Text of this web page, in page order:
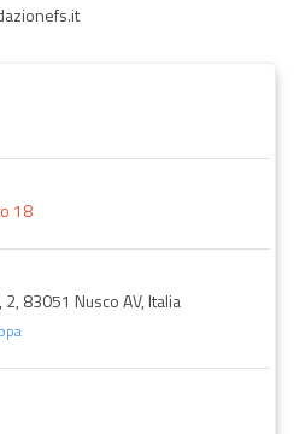
18
83051 Nusco AV, Italia